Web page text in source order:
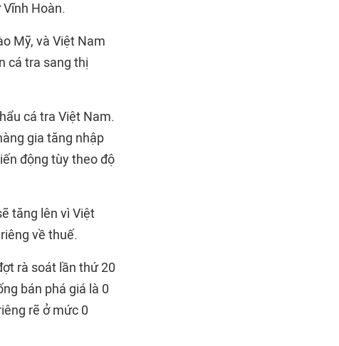
Hoàn.
Mỹ, và Việt Nam
cá tra sang thị
cá tra Việt Nam.
gia tăng nhập
động tùy theo độ
tăng lên vì Việt
về thuế.
rà soát lần thứ 20
bán phá giá là 0
rẽ ở mức 0